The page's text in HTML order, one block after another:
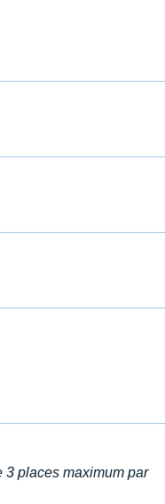
3 places maximum par